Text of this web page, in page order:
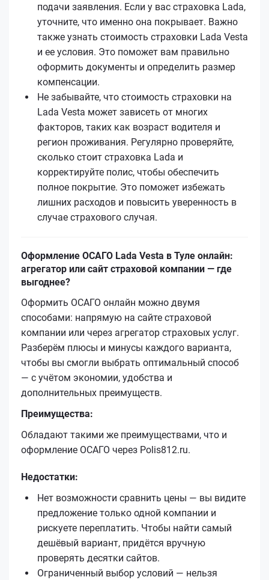
подачи заявления. Если у вас страховка Lada,
уточните, что именно она покрывает. Важно
также узнать стоимость страховки Lada Vesta
и ее условия. Это поможет вам правильно
оформить документы и определить размер
компенсации.
Не забывайте, что стоимость страховки на
Lada Vesta может зависеть от многих
факторов, таких как возраст водителя и
регион проживания. Регулярно проверяйте,
сколько стоит страховка Lada и
корректируйте полис, чтобы обеспечить
полное покрытие. Это поможет избежать
лишних расходов и повысить уверенность в
случае страхового случая.
Оформление ОСАГО Lada Vesta в Туле онлайн:
агрегатор или сайт страховой компании — где
выгоднее?
Оформить ОСАГО онлайн можно двумя
способами: напрямую на сайте страховой
компании или через агрегатор страховых услуг.
Разберём плюсы и минусы каждого варианта,
чтобы вы смогли выбрать оптимальный способ
— с учётом экономии, удобства и
дополнительных преимуществ.
Преимущества:
Обладают такими же преимуществами, что и
оформление ОСАГО через Polis812.ru.
Недостатки:
Нет возможности сравнить цены — вы видите
предложение только одной компании и
рискуете переплатить. Чтобы найти самый
дешёвый вариант, придётся вручную
проверять десятки сайтов.
Ограниченный выбор условий — нельзя